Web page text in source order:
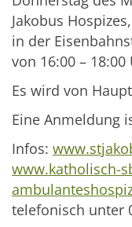
Jakobus
in der
von 16:00 –
Es wird von
Eine Anmeldung
Infos:
www.katholisch-
telefonisch unter